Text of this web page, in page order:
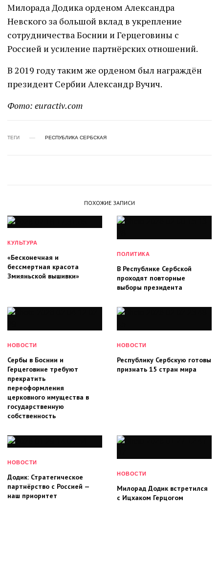
Милорада Додика орденом Александра
Невского за большой вклад в укрепление
сотрудничества Боснии и Герцеговины с
Россией и усиление партнёрских отношений.
В 2019 году таким же орденом был награждён
президент Сербии Александр Вучич.
Фото: euractiv.com
ТЕГИ РЕСПУБЛИКА СЕРБСКАЯ
ПОХОЖИЕ ЗАПИСИ
КУЛЬТУРА
«Бесконечная и
бессмертная красота
Змияньской вышивки»
ПОЛИТИКА
В Республике Сербской
проходят повторные
выборы президента
НОВОСТИ
Сербы в Боснии и
Герцеговине требуют
прекратить
переоформления
церковного имущества в
государственную
собственность
НОВОСТИ
Республику Сербскую готовы
признать 15 стран мира
НОВОСТИ
Додик: Стратегическое
партнёрство с Россией —
наш приоритет
НОВОСТИ
Милорад Додик встретился
с Ицхаком Герцогом